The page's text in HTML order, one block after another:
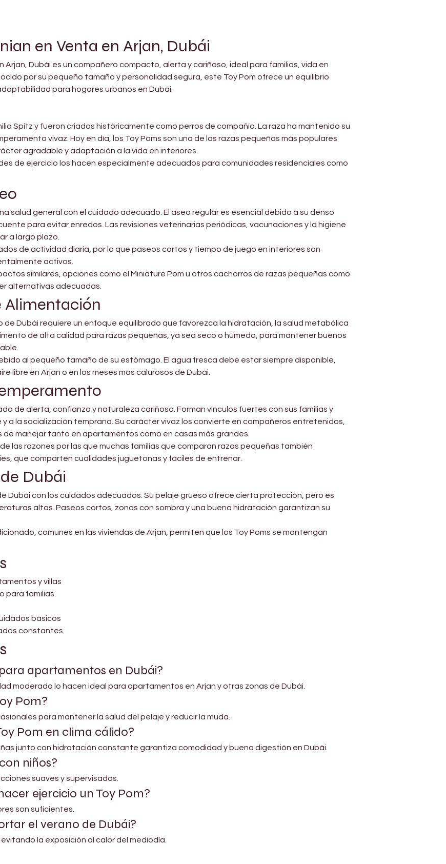
en Venta en Arjan, Dubái
Arjan, Dubái es un compañero compacto, alerta y cariñoso, ideal para familias, vida en
por su pequeño tamaño y personalidad segura, este Toy Pom ofrece un equilibrio
para hogares urbanos en Dubái.
Spitz y fueron criados históricamente como perros de compañía. La raza ha mantenido su
vivaz. Hoy en día, los Toy Poms son una de las razas pequeñas más populares
agradable y adaptación a la vida en interiores.
de ejercicio los hacen especialmente adecuados para comunidades residenciales como
salud general con el cuidado adecuado. El aseo regular es esencial debido a su denso
para evitar enredos. Las revisiones veterinarias periódicas, vacunaciones y la higiene
a largo plazo.
de actividad diaria, por lo que paseos cortos y tiempo de juego en interiores son
activos.
similares, opciones como el Miniature Pom u otros cachorros de razas pequeñas como
alternativas adecuadas.
Alimentación
de Dubái requiere un enfoque equilibrado que favorezca la hidratación, la salud metabólica
de alta calidad para razas pequeñas, ya sea seco o húmedo, para mantener buenos
al pequeño tamaño de su estómago. El agua fresca debe estar siempre disponible,
libre en Arjan o en los meses más calurosos de Dubái.
de alerta, confianza y naturaleza cariñosa. Forman vínculos fuertes con sus familias y
a la socialización temprana. Su carácter vivaz los convierte en compañeros entretenidos,
manejar tanto en apartamentos como en casas más grandes.
las razones por las que muchas familias que comparan razas pequeñas también
que comparten cualidades juguetonas y fáciles de entrenar.
Dubái
Dubái con los cuidados adecuados. Su pelaje grueso ofrece cierta protección, pero es
altas. Paseos cortos, zonas con sombra y una buena hidratación garantizan su
comunes en las viviendas de Arjan, permiten que los Toy Poms se mantengan
y villas
para familias
básicos
constantes
apartamentos en Dubái?
moderado lo hacen ideal para apartamentos en Arjan y otras zonas de Dubái.
Pom?
para mantener la salud del pelaje y reducir la muda.
Pom en clima cálido?
junto con hidratación constante garantiza comodidad y buena digestión en Dubái.
niños?
suaves y supervisadas.
ejercicio un Toy Pom?
son suficientes.
el verano de Dubái?
la exposición al calor del mediodía.